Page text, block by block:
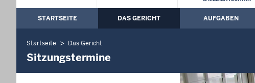
Hauptmenü: Hauptnavigation
STARTSEITE DAS GERICHT AUFGABEN
Startseite Das Gericht
Sitzungstermine